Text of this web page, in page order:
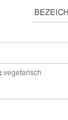
vegetarisch